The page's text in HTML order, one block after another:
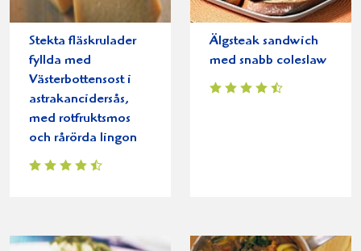
Stekta fläskrulader
fyllda med
Västerbottensost i
astrakancidersås,
med rotfruktsmos
och rårörda lingon
Älgsteak sandwich
med snabb coleslaw